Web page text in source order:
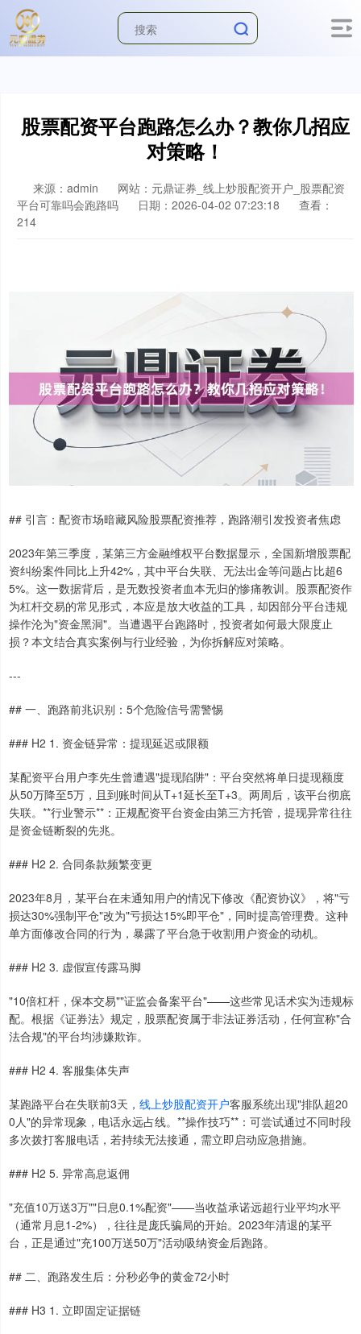
股票配资平台跑路怎么办？教你几招应
对策略！
来源：admin
网站：元鼎证券_线上炒股配资开户_股票配资
平台可靠吗会跑路吗
日期：2026-04-02 07:23:18
查看：
214
## 引言：配资市场暗藏风险股票配资推荐，跑路潮引发投资者焦虑
2023年第三季度，某第三方金融维权平台数据显示，全国新增股票配
资纠纷案件同比上升42%，其中平台失联、无法出金等问题占比超6
5%。这一数据背后，是无数投资者血本无归的惨痛教训。股票配资作
为杠杆交易的常见形式，本应是放大收益的工具，却因部分平台违规
操作沦为"资金黑洞"。当遭遇平台跑路时，投资者如何最大限度止
损？本文结合真实案例与行业经验，为你拆解应对策略。
---
## 一、跑路前兆识别：5个危险信号需警惕
### H2 1. 资金链异常：提现延迟或限额
某配资平台用户李先生曾遭遇"提现陷阱"：平台突然将单日提现额度
从50万降至5万，且到账时间从T+1延长至T+3。两周后，该平台彻底
失联。**行业警示**：正规配资平台资金由第三方托管，提现异常往往
是资金链断裂的先兆。
### H2 2. 合同条款频繁变更
2023年8月，某平台在未通知用户的情况下修改《配资协议》，将"亏
损达30%强制平仓"改为"亏损达15%即平仓"，同时提高管理费。这种
单方面修改合同的行为，暴露了平台急于收割用户资金的动机。
### H2 3. 虚假宣传露马脚
"10倍杠杆，保本交易""证监会备案平台"——这些常见话术实为违规标
配。根据《证券法》规定，股票配资属于非法证券活动，任何宣称"合
法合规"的平台均涉嫌欺诈。
### H2 4. 客服集体失声
某跑路平台在失联前3天， 线上炒股配资开户客服系统出现"排队超20
0人"的异常现象，电话永远占线。**操作技巧**：可尝试通过不同时段
多次拨打客服电话，若持续无法接通，需立即启动应急措施。
### H2 5. 异常高息返佣
"充值10万送3万""日息0.1%配资"——当收益承诺远超行业平均水平
（通常月息1-2%），往往是庞氏骗局的开始。2023年清退的某平
台，正是通过"充100万送50万"活动吸纳资金后跑路。
## 二、跑路发生后：分秒必争的黄金72小时
### H3 1. 立即固定证据链